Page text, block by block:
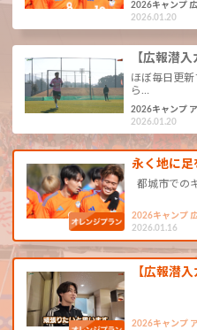
2026キャンプ
2026.01.20
【広報潜
ほぼ毎日更
ら…
2026キャンプ
2026.01.20
永く地に足
都城市での
2026キャンプ
2026.01.16
【広報潜
2026キャンプ